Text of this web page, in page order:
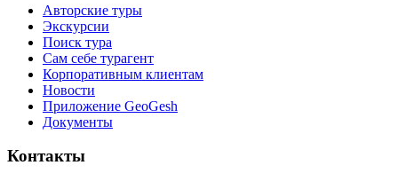
Авторские туры
Экскурсии
Поиск тура
Cам себе турагент
Корпоративным клиентам
Новости
Приложение GeoGesh
Документы
Контакты